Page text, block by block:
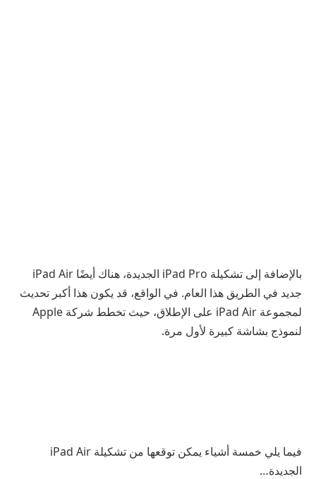
بالإضافة إلى تشكيلة iPad Pro الجديدة، هناك أيضًا iPad Air
جديد في الطريق هذا العام. في الواقع، قد يكون هذا أكبر تحديث
لمجموعة iPad Air على الإطلاق، حيث تخطط شركة Apple
لنموذج بشاشة كبيرة لأول مرة.
فيما يلي خمسة أشياء يمكن توقعها من تشكيلة iPad Air
الجديدة…